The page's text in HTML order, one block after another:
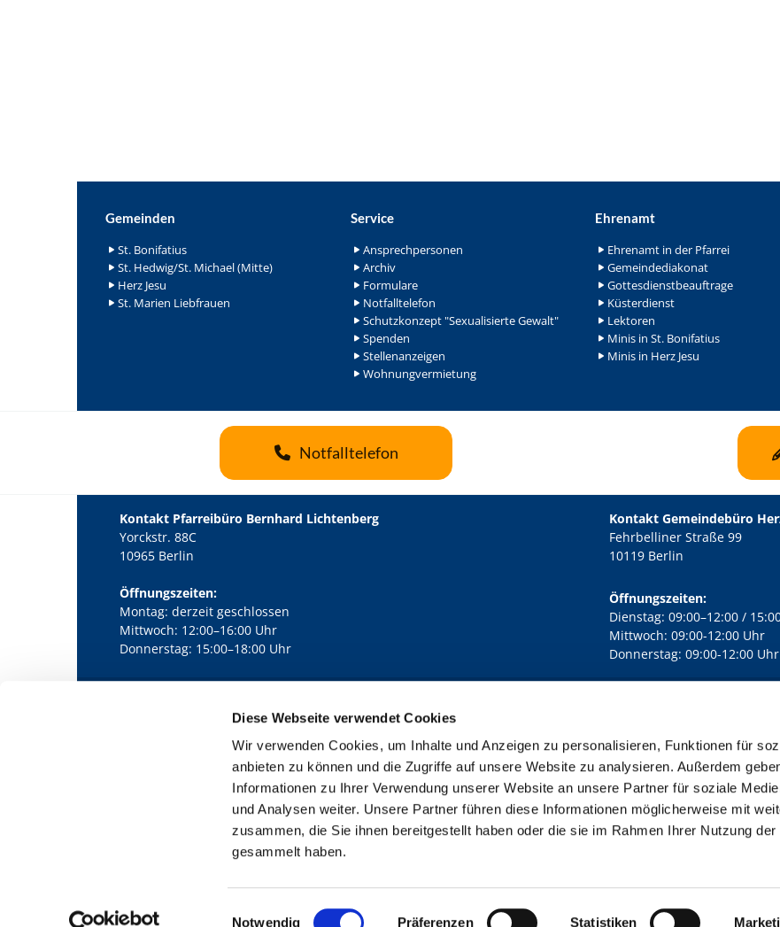
Diese Webseite verwendet Cookies
Wir verwenden Cookies, um Inhalte und Anzeigen zu personalisieren, Funktionen für
anbieten zu können und die Zugriffe auf unsere Website zu analysieren. Außerdem
Informationen zu Ihrer Verwendung unserer Website an unsere Partner für soziale
und Analysen weiter. Unsere Partner führen diese Informationen möglicherweise mit
zusammen, die Sie ihnen bereitgestellt haben oder die sie im Rahmen Ihrer Nutzung der
gesammelt haben.
Notwendig Präferenzen Statistiken
Gemeinden
St. Bonifatius
St. Hedwig/St. Michael (Mitte)
Herz Jesu
St. Marien Liebfrauen
Service
Ansprechpersonen
Archiv
Formulare
Notfalltelefon
Schutzkonzept "Sexualisierte Gewalt"
Spenden
Stellenanzeigen
Wohnungvermietung
Ehrenamt
Ehrenamt in der Pfarrei
Gemeindediakonat
Gottesdienstbeauftrage
Küsterdienst
Lektoren
Minis in St. Bonifatius
Minis in Herz Jesu
Notfalltelefon
Kontakt Pfarreibüro Bernhard Lichtenberg
Yorckstr. 88C
10965 Berlin
Öffnungszeiten:
Montag: derzeit geschlossen
Mittwoch: 12:00–16:00 Uhr
Donnerstag: 15:00–18:00 Uhr
Kontakt Gemeindebüro
Fehrbelliner Straße 99
10119 Berlin
Öffnungszeiten:
Dienstag: 09:00–12:00 /
Mittwoch: 09:00-12:00 Uhr
Donnerstag: 09:00-12:00 Uhr
Kath. Kirchengemeinde Pfarrei Bernhard Lichtenberg Berlin-Mitte · Yorckstr. 88C, 10965 Berlin
Kontaktinformationen Impressum